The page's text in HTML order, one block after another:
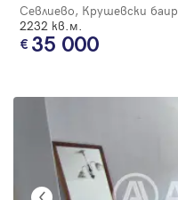
Севлиево, Крушевски баир
2232 кв.м.
35 000